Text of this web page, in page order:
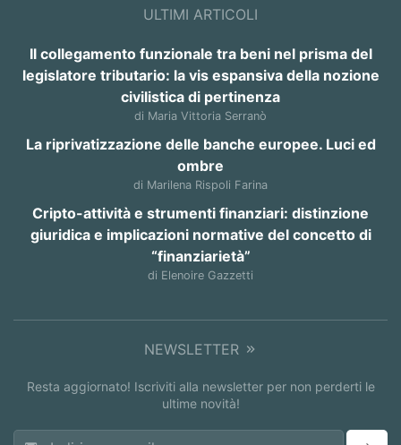
ULTIMI ARTICOLI
Il collegamento funzionale tra beni nel prisma del
legislatore tributario: la vis espansiva della nozione
civilistica di pertinenza
di Maria Vittoria Serranò
La riprivatizzazione delle banche europee. Luci ed
ombre
di Marilena Rispoli Farina
Cripto-attività e strumenti finanziari: distinzione
giuridica e implicazioni normative del concetto di
“finanziarietà”
di Elenoire Gazzetti
NEWSLETTER
Resta aggiornato! Iscriviti alla newsletter per non perderti le
ultime novità!